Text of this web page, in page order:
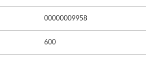
00000009958
600